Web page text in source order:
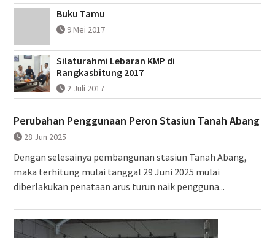
Buku Tamu
9 Mei 2017
Silaturahmi Lebaran KMP di
Rangkasbitung 2017
2 Juli 2017
Perubahan Penggunaan Peron Stasiun Tanah Abang
28 Jun 2025
Dengan selesainya pembangunan stasiun Tanah Abang,
maka terhitung mulai tanggal 29 Juni 2025 mulai
diberlakukan penataan arus turun naik pengguna...